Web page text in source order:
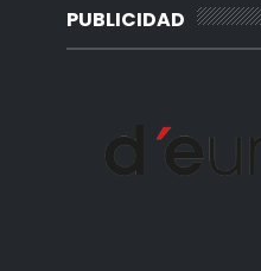
PUBLICIDAD